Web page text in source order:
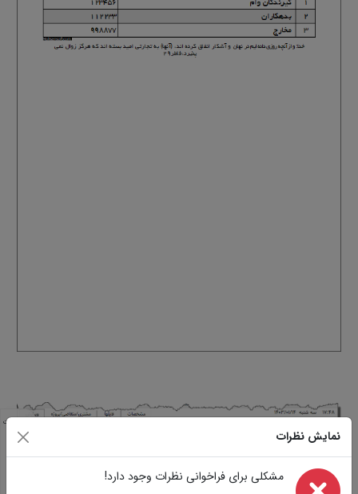
مشخصات
مشابه
نمایش نظرات
مشکلی برای فراخوانی نظرات وجود دارد!